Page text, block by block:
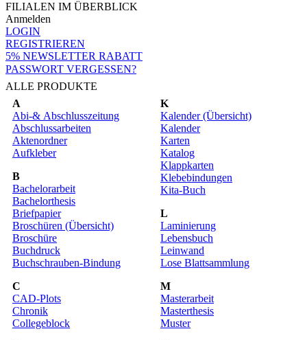
FILIALEN IM ÜBERBLICK
Anmelden
LOGIN
REGISTRIEREN
5% NEWSLETTER RABATT
PASSWORT VERGESSEN?
ALLE PRODUKTE
A
Abi-& Abschlusszeitung
Abschlussarbeiten
Aktenordner
Aufkleber
B
Bachelorarbeit
Bachelorthesis
Briefpapier
Broschüren (Übersicht)
Broschüre
Buchdruck
Buchschrauben-Bindung
C
CAD-Plots
Chronik
Collegeblock
K
Kalender (Übersicht)
Kalender
Karten
Katalog
Klappkarten
Klebebindungen
Kita-Buch
L
Laminierung
Lebensbuch
Leinwand
Lose Blattsammlung
M
Masterarbeit
Masterthesis
Muster